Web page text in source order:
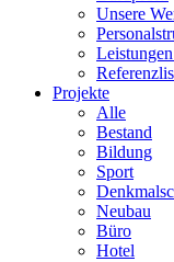
Unsere
Projekte
Alle
Bestand
Bildung
Sport
Neubau
Büro
Hotel